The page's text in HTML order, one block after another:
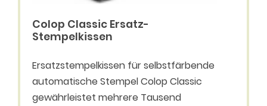
Colop Classic Ersatz-
Stempelkissen
Ersatzstempelkissen für selbstfärbende
automatische Stempel Colop Classic
gewährleistet mehrere Tausend